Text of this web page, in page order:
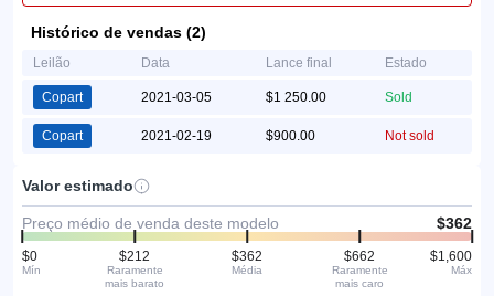
Histórico de vendas (2)
Leilão Data Lance final Estado
Copart 2021-03-05 $1 250.00 Sold
Copart 2021-02-19 $900.00 Not sold
Valor estimado
Preço médio de venda deste modelo $362
$0
Mín
$212
Raramente
mais barato
$362
Média
$662
Raramente
mais caro
$1,600
Máx